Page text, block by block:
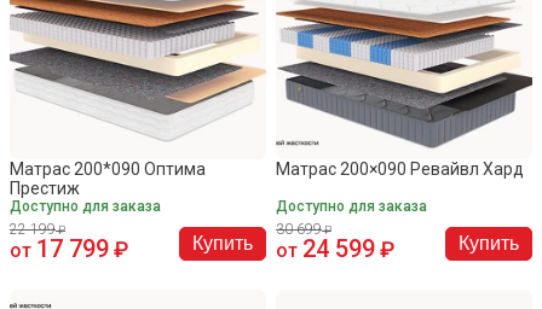
Матрас 200*090 Оптима
Престиж
Доступно для заказа
22 199
от 17 799 Купить
Матрас 200×090 Ревайвл Хард
Доступно для заказа
30 699
от 24 599 Купить